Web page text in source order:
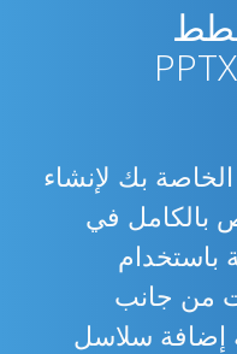
PowerPoint إلى PPTX
أنشئ تطبيقات Python الخاصة بك لإنشاء
بالكامل في
باستخدام
من جانب
إضافة سلاسل